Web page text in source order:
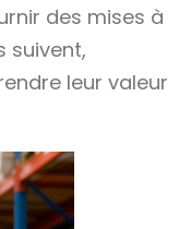
des mises à
suivent,
leur valeur